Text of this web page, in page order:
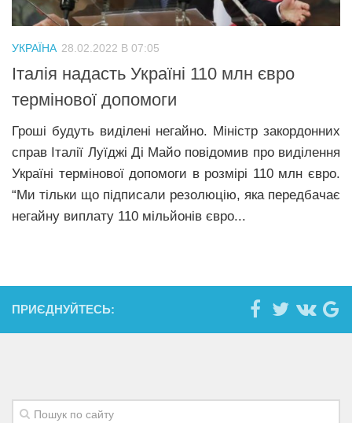
УКРАЇНА 28.02.2022 В 07:05
Італія надасть Україні 110 млн євро
термінової допомоги
Гроші будуть виділені негайно. Міністр закордонних
справ Італії Луїджі Ді Майо повідомив про виділення
Україні термінової допомоги в розмірі 110 млн євро.
“Ми тільки що підписали резолюцію, яка передбачає
негайну виплату 110 мільйонів євро...
ПРИЄДНУЙТЕСЬ: